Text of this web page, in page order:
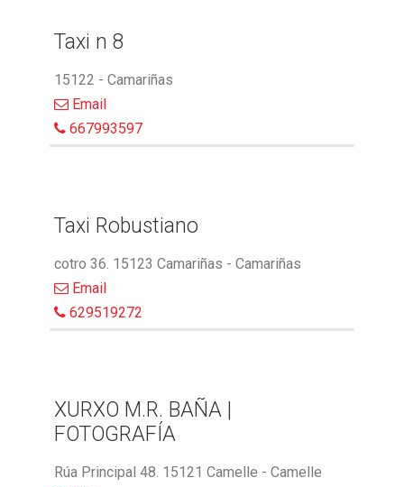
Taxi n 8
15122 - Camariñas
Email
667993597
Taxi Robustiano
cotro 36. 15123 Camariñas - Camariñas
Email
629519272
XURXO M.R. BAÑA |
FOTOGRAFÍA
Rúa Principal 48. 15121 Camelle - Camelle